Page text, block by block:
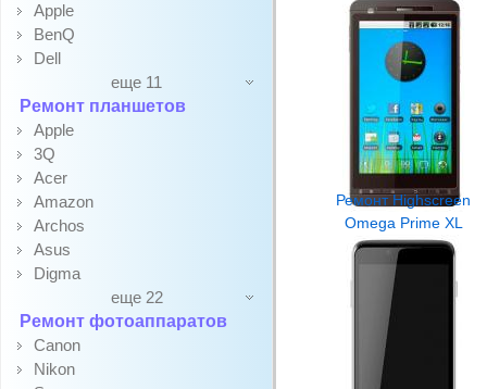
Apple
BenQ
Dell
еще 11
Ремонт планшетов
Apple
3Q
Acer
Amazon
Archos
Asus
Digma
еще 22
Ремонт фотоаппаратов
Canon
Nikon
Ремонт Highscreen
Omega Prime XL